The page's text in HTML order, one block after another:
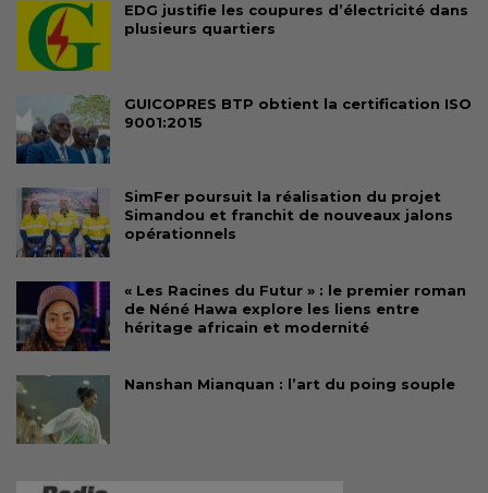
EDG justifie les coupures d’électricité dans
plusieurs quartiers
GUICOPRES BTP obtient la certification ISO
9001:2015
SimFer poursuit la réalisation du projet
Simandou et franchit de nouveaux jalons
opérationnels
« Les Racines du Futur » : le premier roman
de Néné Hawa explore les liens entre
héritage africain et modernité
Nanshan Mianquan : l’art du poing souple